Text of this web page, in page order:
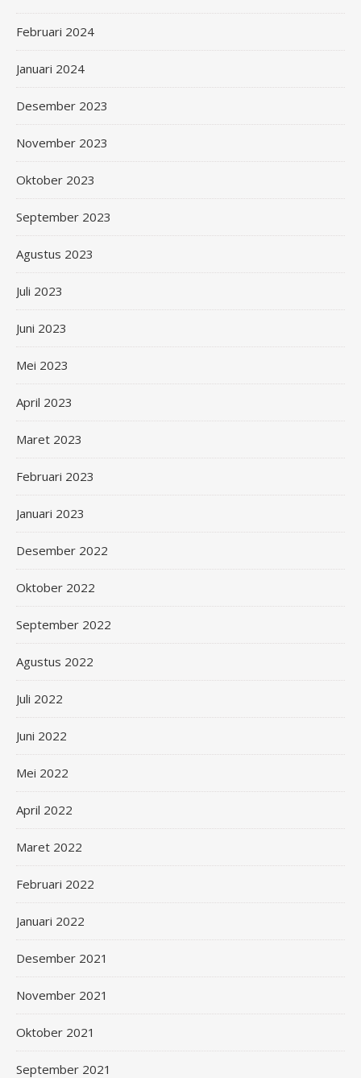
Februari 2024
Januari 2024
Desember 2023
November 2023
Oktober 2023
September 2023
Agustus 2023
Juli 2023
Juni 2023
Mei 2023
April 2023
Maret 2023
Februari 2023
Januari 2023
Desember 2022
Oktober 2022
September 2022
Agustus 2022
Juli 2022
Juni 2022
Mei 2022
April 2022
Maret 2022
Februari 2022
Januari 2022
Desember 2021
November 2021
Oktober 2021
September 2021